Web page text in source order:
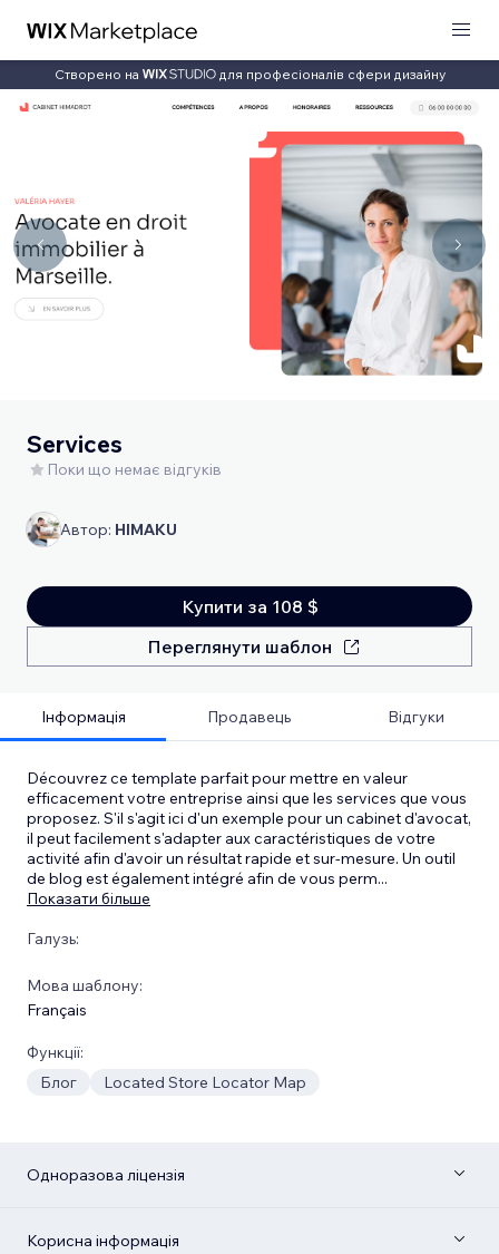
Створено на для професіоналів сфери дизайну
Services
Поки що немає відгуків
Автор: HIMAKU
Купити за 108 $
Переглянути шаблон
Інформація Продавець Відгуки
Découvrez ce template parfait pour mettre en valeur
efficacement votre entreprise ainsi que les services que vous
proposez. S'il s'agit ici d'un exemple pour un cabinet d'avocat,
il peut facilement s'adapter aux caractéristiques de votre
activité afin d'avoir un résultat rapide et sur-mesure. Un outil
de blog est également intégré afin de vous perm...
Показати більше
Галузь:
Мова шаблону:
Français
Функції:
Блог
Located Store Locator Map
Одноразова ліцензія
Корисна інформація